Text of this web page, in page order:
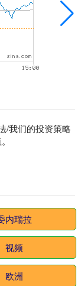
/我们的投资策略
内瑞拉
视频
欧洲